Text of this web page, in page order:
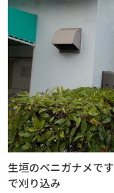
生垣のベニガナメで
で刈り込み